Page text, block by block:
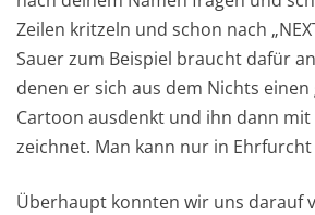
Zeilen kritzeln und schon nach
Sauer zum Beispiel braucht dafür
denen er sich aus dem Nichts einen
Cartoon ausdenkt und ihn dann
zeichnet. Man kann nur in
Überhaupt konnten wir uns darauf